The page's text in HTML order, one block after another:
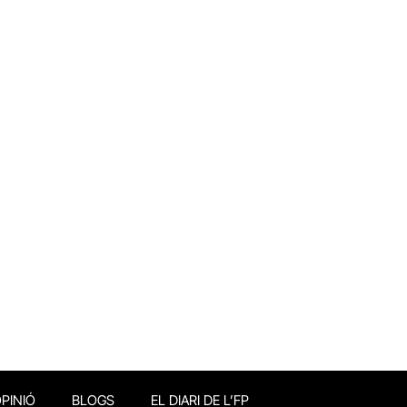
BLOGS EL DIARI DE L’FP